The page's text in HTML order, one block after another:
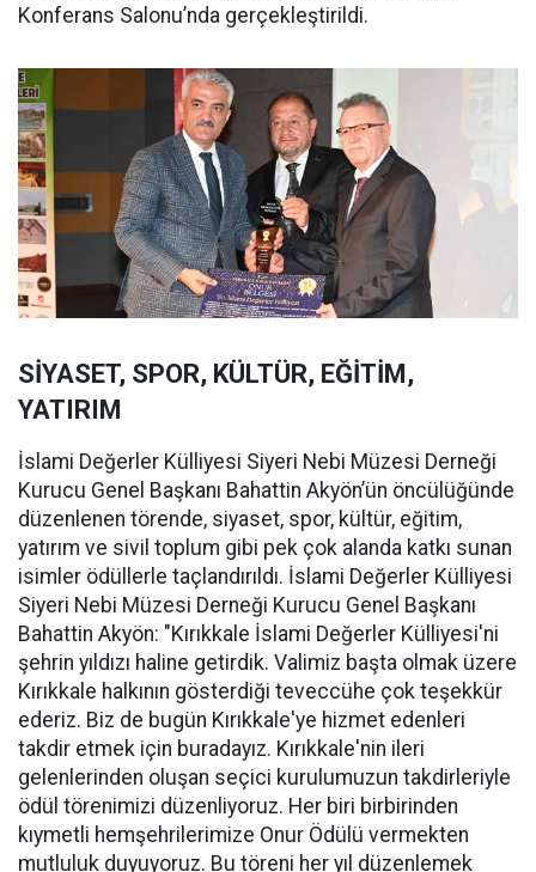
Konferans Salonu’nda gerçekleştirildi.
SİYASET, SPOR, KÜLTÜR, EĞİTİM,
YATIRIM
İslami Değerler Külliyesi Siyeri Nebi Müzesi Derneği
Kurucu Genel Başkanı Bahattin Akyön’ün öncülüğünde
düzenlenen törende, siyaset, spor, kültür, eğitim,
yatırım ve sivil toplum gibi pek çok alanda katkı sunan
isimler ödüllerle taçlandırıldı. İslami Değerler Külliyesi
Siyeri Nebi Müzesi Derneği Kurucu Genel Başkanı
Bahattin Akyön: "Kırıkkale İslami Değerler Külliyesi'ni
şehrin yıldızı haline getirdik. Valimiz başta olmak üzere
Kırıkkale halkının gösterdiği teveccühe çok teşekkür
ederiz. Biz de bugün Kırıkkale'ye hizmet edenleri
takdir etmek için buradayız. Kırıkkale'nin ileri
gelenlerinden oluşan seçici kurulumuzun takdirleriyle
ödül törenimizi düzenliyoruz. Her biri birbirinden
kıymetli hemşehrilerimize Onur Ödülü vermekten
mutluluk duyuyoruz. Bu töreni her yıl düzenlemek